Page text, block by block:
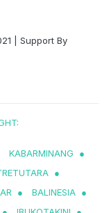
| Support By
KABARMINANG
●
●
● BALINESIA ●